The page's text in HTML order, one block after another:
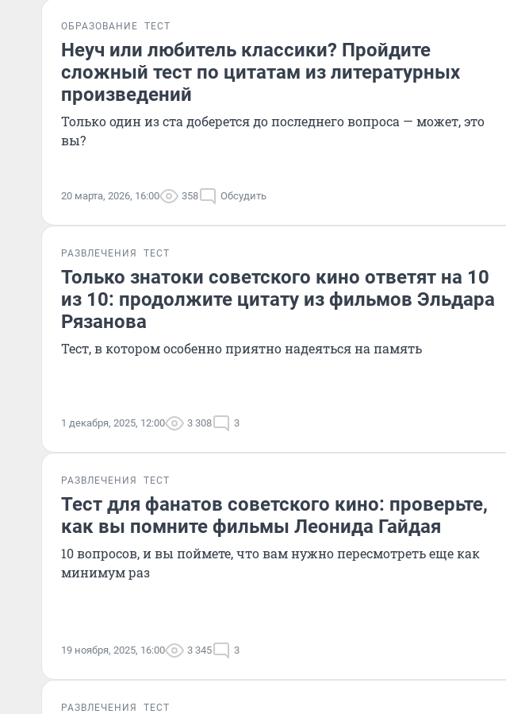
ОБРАЗОВАНИЕ ТЕСТ
Неуч или любитель классики? Пройдите
сложный тест по цитатам из литературных
произведений
Только один из ста доберется до последнего вопроса — может, это
вы?
20 марта, 2026, 16:00 358 Обсудить
РАЗВЛЕЧЕНИЯ ТЕСТ
Только знатоки советского кино ответят на 10
из 10: продолжите цитату из фильмов Эльдара
Рязанова
Тест, в котором особенно приятно надеяться на память
1 декабря, 2025, 12:00 3 308 3
РАЗВЛЕЧЕНИЯ ТЕСТ
Тест для фанатов советского кино: проверьте,
как вы помните фильмы Леонида Гайдая
10 вопросов, и вы поймете, что вам нужно пересмотреть еще как
минимум раз
19 ноября, 2025, 16:00 3 345 3
РАЗВЛЕЧЕНИЯ ТЕСТ